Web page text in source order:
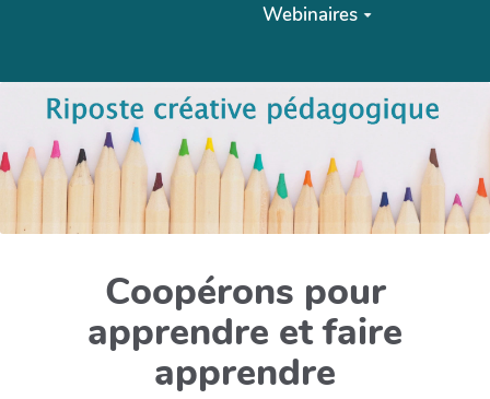
Webinaires
Coopérons pour
apprendre et faire
apprendre